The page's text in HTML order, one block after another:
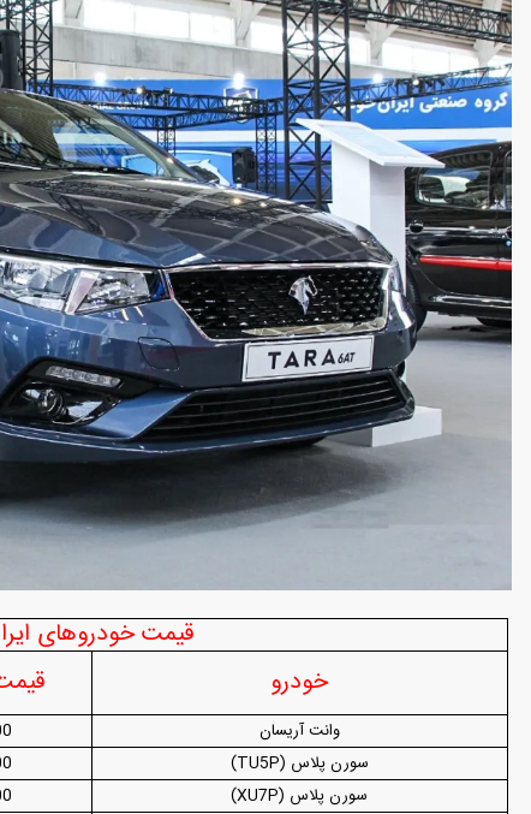
قیمت خودروهای
خودرو
وانت آریسان
سورن پلاس (TU5P)
سورن پلاس (XU7P)
قیمت دلار، یورو و سایر ارز‌ها + جدول قیمت خودرو‌های ایران خودرو + جدول
زنگ خطر انباشت نیاز در بازار مسکن؛ فنر
قیمت‌ها فشرده شده
کارنامه مردود محسن پاک‌ نژاد؛ از افت
درآمد ارزی تا بازی با عزل و نصب‌ها